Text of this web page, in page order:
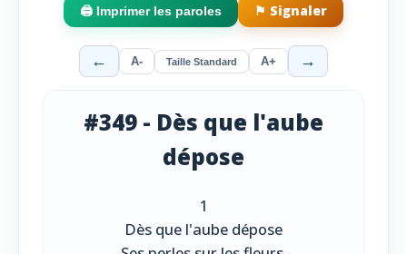
🖨️ Imprimer les paroles ⚑ Signaler
← A- Taille Standard A+ →
#349 - Dès que l'aube
dépose
1
Dès que l'aube dépose